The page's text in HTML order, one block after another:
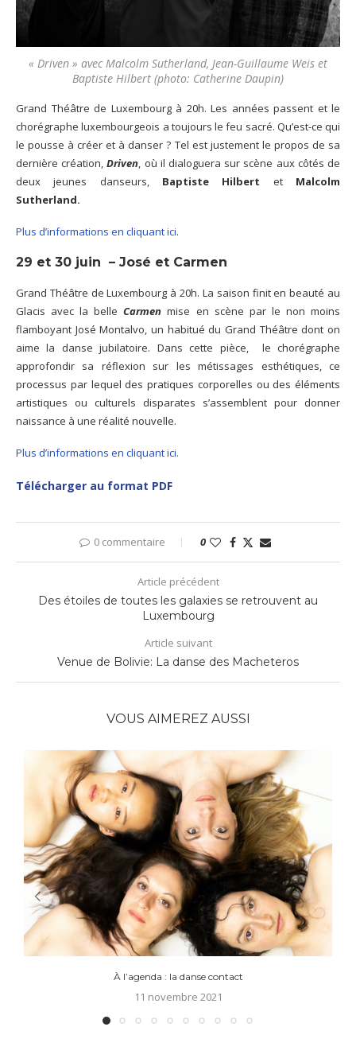
« Driven » avec Malcolm Sutherland, Jean-Guillaume Weis et
Baptiste Hilbert (photo: Catherine Daupin)
Grand Théâtre de Luxembourg à 20h. Les années passent et le
chorégraphe luxembourgeois a toujours le feu sacré. Qu’est-ce qui
le pousse à créer et à danser ? Tel est justement le propos de sa
dernière création,Driven, où il dialoguera sur scène aux côtés de
deux jeunes danseurs, Baptiste Hilbert et Malcolm
Sutherland.
Plus d’informations en cliquant ici.
29 et 30 juin – José et Carmen
Grand Théâtre de Luxembourg à 20h. La saison finit en beauté au
Glacis avec la belleCarmenmise en scène par le non moins
flamboyant José Montalvo, un habitué du Grand Théâtre dont on
aime la danse jubilatoire. Dans cette pièce, le chorégraphe
approfondir sa réflexion sur les métissages esthétiques, ce
processus par lequel des pratiques corporelles ou des éléments
artistiques ou culturels disparates s’assemblent pour donner
naissance à une réalité nouvelle.
Plus d’informations en cliquant ici.
Télécharger au format PDF
0 commentaire 0
Article précédent
Des étoiles de toutes les galaxies se retrouvent au
Luxembourg
Article suivant
Venue de Bolivie: La danse des Macheteros
VOUS AIMEREZ AUSSI
À l’agenda : la danse contact
11 novembre 2021